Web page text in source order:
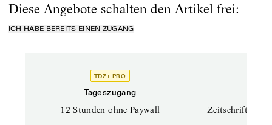
Diese Angebote schalten den Artikel frei:
ICH HABE BEREITS EINEN ZUGANG
TDZ+ PRO
Tageszugang
12 Stunden ohne Paywall Zeitschriften